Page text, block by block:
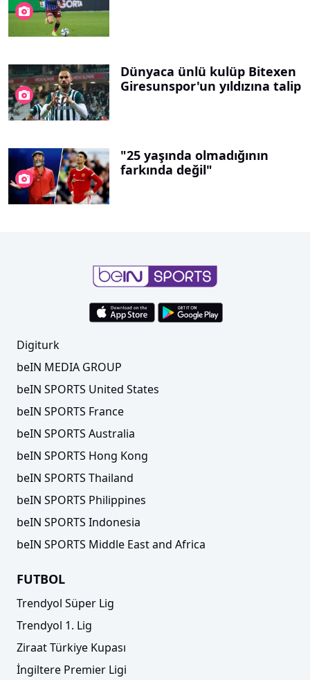
Dünyaca ünlü kulüp Bitexen
Giresunspor'un yıldızına talip
"25 yaşında olmadığının
farkında değil"
Digiturk
beIN MEDIA GROUP
beIN SPORTS United States
beIN SPORTS France
beIN SPORTS Australia
beIN SPORTS Hong Kong
beIN SPORTS Thailand
beIN SPORTS Philippines
beIN SPORTS Indonesia
beIN SPORTS Middle East and Africa
FUTBOL
Trendyol Süper Lig
Trendyol 1. Lig
Ziraat Türkiye Kupası
İngiltere Premier Ligi